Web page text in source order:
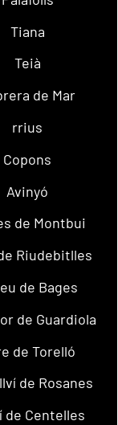
Tiana
Teià
de Mar
rrius
Copons
Avinyó
de Montbui
Riudebitlles
de Bages
de Guardiola
de Torelló
de Rosanes
de Centelles